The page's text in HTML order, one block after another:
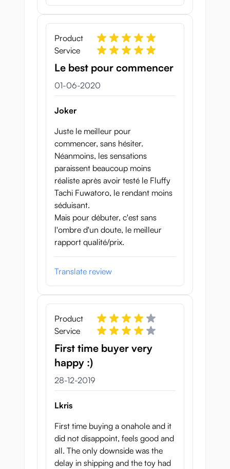
Product
Service
Le best pour commencer
1 juni 2020
01-06-2020
Joker
Juste le meilleur pour
commencer, sans hésiter.
Néanmoins, les sensations
paraissent beaucoup moins
réaliste après avoir testé le Fluffy
Tachi Fuwatoro, le rendant moins
séduisant.
Mais pour débuter, c'est sans
l'ombre d'un doute, le meilleur
rapport qualité/prix.
Translate review
Product
Service
First time buyer very
happy :)
28 december 2019
28-12-2019
Lkris
First time buying a onahole and it
did not disappoint, feels good and
all. The only downside was the
delay in shipping and the toy had